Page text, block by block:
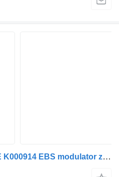
VOLVO, KNORR-BREMSE K000914 EBS modulator za Volvo B6, B7, B9, B10, B12 bus (1978-2011) autobusa